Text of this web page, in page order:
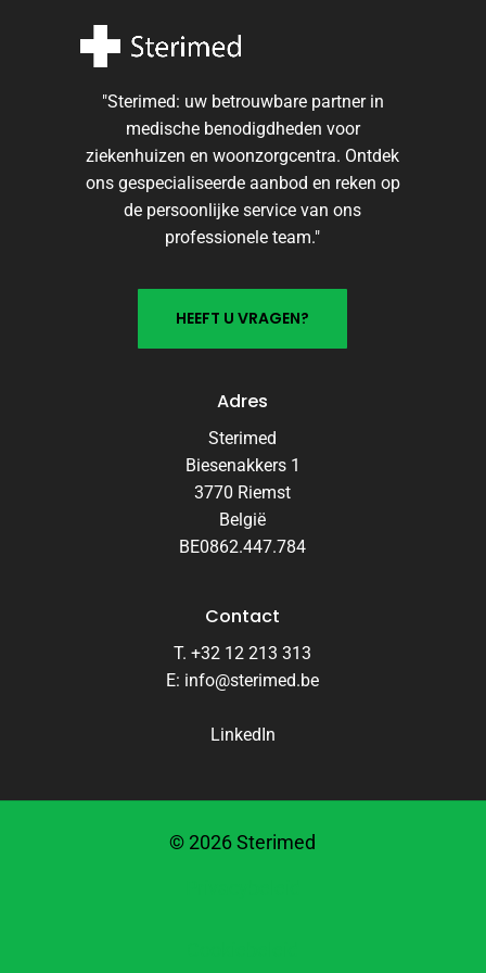
"Sterimed: uw betrouwbare partner in
medische benodigdheden voor
ziekenhuizen en woonzorgcentra. Ontdek
ons gespecialiseerde aanbod en reken op
de persoonlijke service van ons
professionele team."
HEEFT U VRAGEN?
Adres
Sterimed
Biesenakkers 1
3770 Riemst
België
BE0862.447.784
Contact
T. +32 12 213 313
E: info@sterimed.be
LinkedIn
© 2026Sterimed
Ons
team
beeld
Veel gestelde vragen